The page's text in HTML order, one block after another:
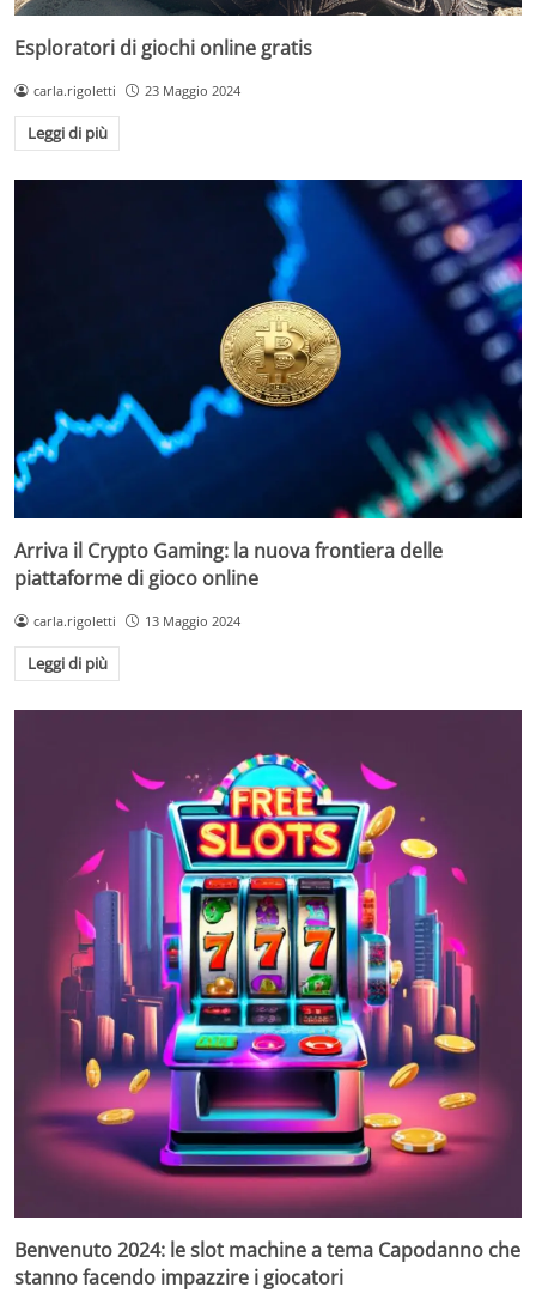
Esploratori di giochi online gratis
carla.rigoletti 23 Maggio 2024
Leggi di più
Arriva il Crypto Gaming: la nuova frontiera delle
piattaforme di gioco online
carla.rigoletti 13 Maggio 2024
Leggi di più
Benvenuto 2024: le slot machine a tema Capodanno che
stanno facendo impazzire i giocatori